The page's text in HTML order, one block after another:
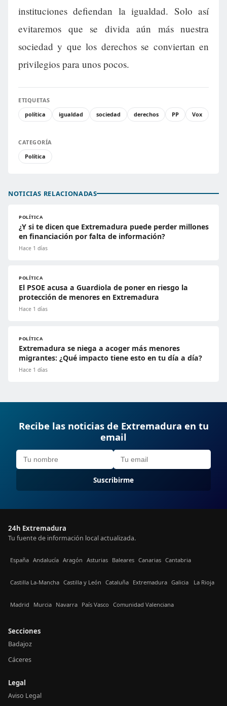
instituciones defiendan la igualdad. Solo así
evitaremos que se divida aún más nuestra
sociedad y que los derechos se conviertan en
privilegios para unos pocos.
ETIQUETAS
política
igualdad sociedad derechos PP Vox
CATEGORÍA
Política
NOTICIAS RELACIONADAS
POLÍTICA
¿Y si te dicen que Extremadura puede perder millones
en financiación por falta de información?
Hace 1 días
POLÍTICA
El PSOE acusa a Guardiola de poner en riesgo la
protección de menores en Extremadura
Hace 1 días
POLÍTICA
Extremadura se niega a acoger más menores
migrantes: ¿Qué impacto tiene esto en tu día a día?
Hace 1 días
Recibe las noticias de Extremadura en tu
email
Suscribirme
24h Extremadura
Tu fuente de información local actualizada.
España Andalucía Aragón Asturias Baleares Canarias Cantabria
Castilla La-Mancha Castilla y León Cataluña Extremadura Galicia La Rioja
Madrid Murcia Navarra País Vasco Comunidad Valenciana
Secciones
Badajoz
Cáceres
Legal
Aviso Legal